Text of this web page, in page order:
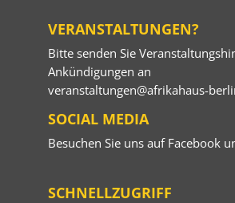
VERANSTALTUNGEN?
Bitte senden Sie
Ankündigungen an
veranstaltungen@afrikahaus-
SOCIAL MEDIA
Besuchen Sie uns auf Facebook
SCHNELLZUGRIFF